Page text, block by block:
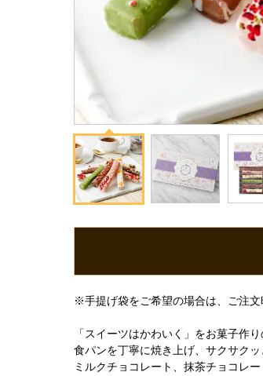
※手提げ袋をご希望の場合は、ご注文
「スイーツはかわいく」をお菓子作
食パンを丁寧に焼き上げ、サクサク
ミルクチョコレート、抹茶チョコレ